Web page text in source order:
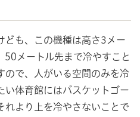
ども、この機種は高さ3メー
50メートル先まで冷やすこと
ので、人がいる空間のみを冷
い体育館にはバスケットゴー
れより上を冷やさないことで